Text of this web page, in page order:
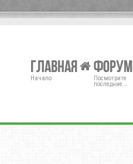
Главная
Начало
Форум
Посмотрите
последние...